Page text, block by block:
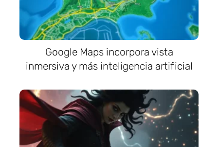
Google Maps incorpora vista
inmersiva y más inteligencia artificial